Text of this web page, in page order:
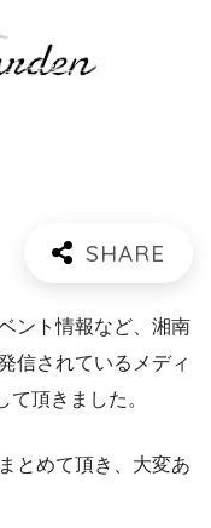
ント情報など、湘南
信されているメディ
頂きました。
とめて頂き、大変あ